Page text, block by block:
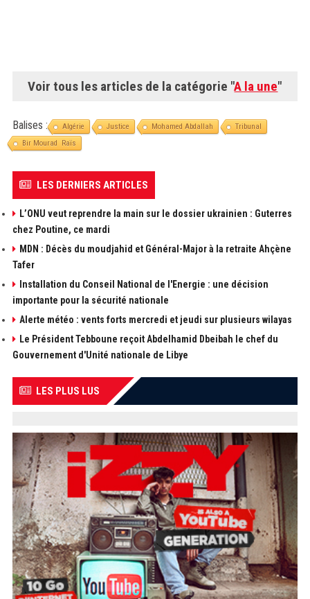
Voir tous les articles de la catégorie "A la une"
Balises : Algérie Justice Mohamed Abdallah
Tribunal
Bir Mourad Raïs
LES DERNIERS ARTICLES
L’ONU veut reprendre la main sur le dossier ukrainien : Guterres
chez Poutine, ce mardi
MDN : Décès du moudjahid et Général-Major à la retraite Ahçène
Tafer
Installation du Conseil National de l'Energie : une décision
importante pour la sécurité nationale
Alerte météo : vents forts mercredi et jeudi sur plusieurs wilayas
Le Président Tebboune reçoit Abdelhamid Dbeibah le chef du
Gouvernement d'Unité nationale de Libye
LES PLUS LUS